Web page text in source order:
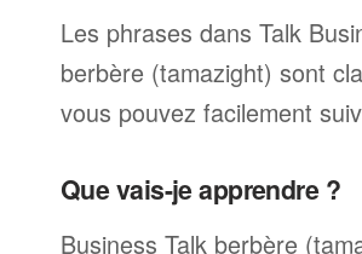
Les phrases dans Talk
berbère (tamazight) sont
vous pouvez facilement
Que vais-je apprendre ?
Business Talk berbère